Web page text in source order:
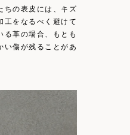
ちの表皮には、キズ
工をなるべく避けて
る革の場合、もとも
い傷が残ることがあ